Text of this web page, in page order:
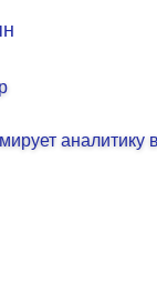
аналитику